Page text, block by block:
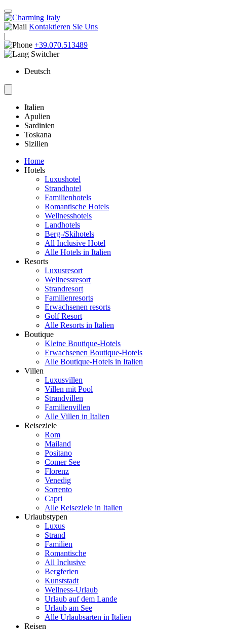
Kontaktieren Sie Uns
|
+39.070.513489
Deutsch
Italien
Apulien
Sardinien
Toskana
Sizilien
Home
Hotels
Luxushotel
Strandhotel
Familienhotels
Romantische Hotels
Wellnesshotels
Landhotels
Berg-/Skihotels
All Inclusive Hotel
Alle Hotels in Italien
Resorts
Luxusresort
Wellnessresort
Strandresort
Familienresorts
Erwachsenen resorts
Golf Resort
Alle Resorts in Italien
Boutique
Kleine Boutique-Hotels
Erwachsenen Boutique-Hotels
Alle Boutique-Hotels in Italien
Villen
Luxusvillen
Villen mit Pool
Strandvillen
Familienvillen
Alle Villen in Italien
Reiseziele
Rom
Mailand
Positano
Comer See
Florenz
Venedig
Sorrento
Capri
Alle Reiseziele in Italien
Urlaubstypen
Luxus
Strand
Familien
Romantische
All Inclusive
Bergferien
Kunststadt
Wellness-Urlaub
Urlaub auf dem Lande
Urlaub am See
Alle Urlaubsarten in Italien
Reisen